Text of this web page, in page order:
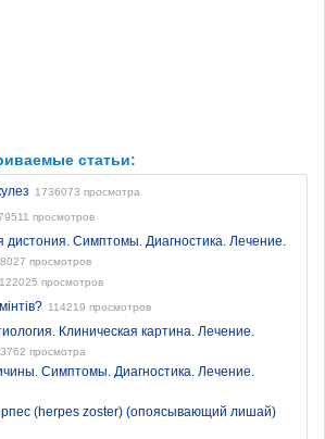
статьи:
1736073 просмотра
просмотров
дистония. Симптомы. Диагностика. Лечение.
просмотров
122025 просмотров
114219 просмотров
Клиническая картина. Лечение.
просмотра
Симптомы. Диагностика. Лечение.
(herpes zoster) (опоясывающий лишай)